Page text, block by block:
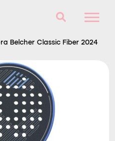
Belcher Classic Fiber 2024